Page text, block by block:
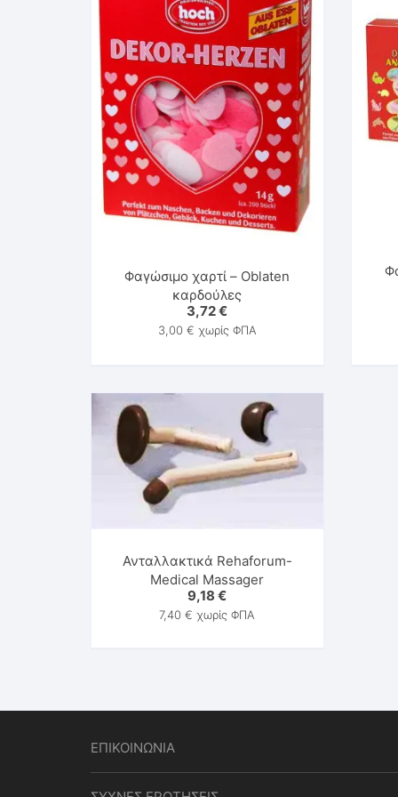
Φαγώσιμο χαρτί – Oblaten
καρδούλες
3,72€
3,00 € χωρίς ΦΠΑ
Ανταλλακτικά Rehaforum-
Medical Massager
9,18€
7,40€ χωρίς ΦΠΑ
ΕΠΙΚΟΙΝΩΝΙΑ